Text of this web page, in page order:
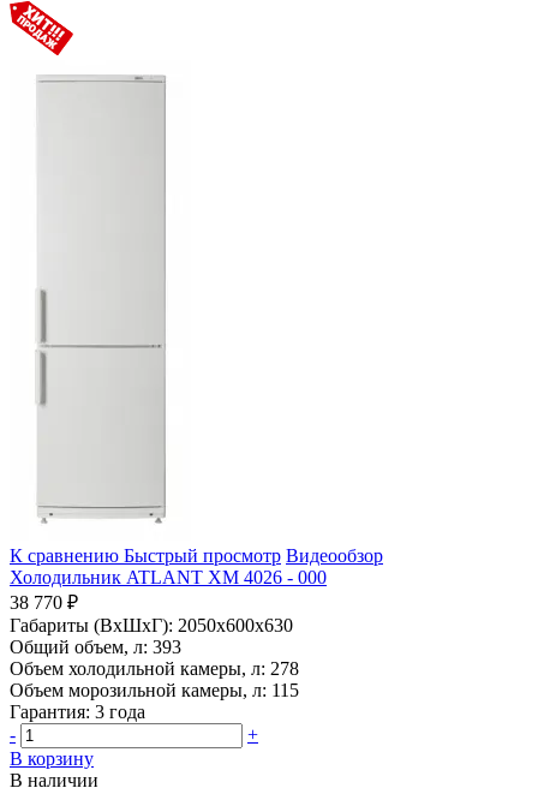
К сравнению Быстрый просмотр Видеообзор
Холодильник ATLANT ХМ 4026 - 000
38 770 ₽
Габариты (ВхШхГ): 2050x600x630
Общий объем, л: 393
Объем холодильной камеры, л: 278
Объем морозильной камеры, л: 115
Гарантия: 3 года
-
+
В корзину
В наличии